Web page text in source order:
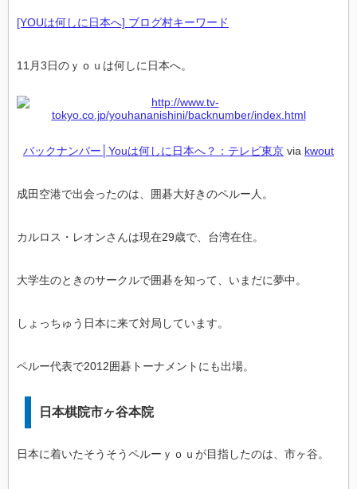
[YOUは何しに日本へ] ブログ村キーワード
11月3日のｙｏｕは何しに日本へ。
バックナンバー│Youは何しに日本へ？：テレビ東京 via kwout
成田空港で出会ったのは、囲碁大好きのペルー人。
カルロス・レオンさんは現在29歳で、台湾在住。
大学生のときのサークルで囲碁を知って、いまだに夢中。
しょっちゅう日本に来て対局しています。
ペルー代表で2012囲碁トーナメントにも出場。
日本棋院市ヶ谷本院
日本に着いたそうそうペルーｙｏｕが目指したのは、市ヶ谷。